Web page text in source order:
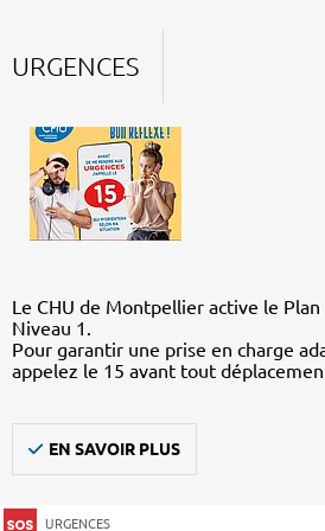
URGENCES
Le CHU de Montpellier active le
Niveau 1.
Pour garantir une prise en charge
appelez le 15 avant tout
EN SAVOIR PLUS
URGENCES